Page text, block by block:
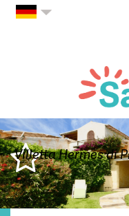
Villetta Hermes di